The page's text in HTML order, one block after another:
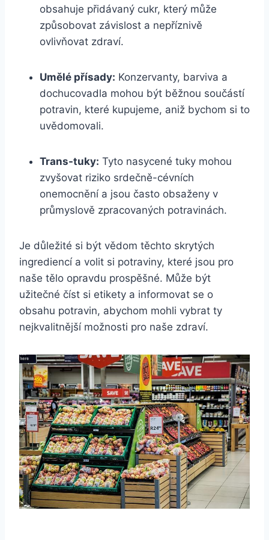
obsahuje přidávaný cukr, který může
způsobovat závislost a nepříznivě
ovlivňovat zdraví.
Umělé přísady: Konzervanty, barviva a
dochucovadla mohou být běžnou součástí
potravin, které kupujeme, aniž bychom si to
uvědomovali.
Trans-tuky: Tyto nasycené tuky mohou
zvyšovat riziko srdečně-cévních
onemocnění a jsou často obsaženy v
průmyslově zpracovaných potravinách.
Je důležité si být vědom těchto skrytých
ingrediencí a volit si potraviny, které jsou pro
naše tělo opravdu prospěšné. Může být
užitečné číst si etikety a informovat se o
obsahu potravin, abychom mohli vybrat ty
nejkvalitnější možnosti pro naše zdraví.